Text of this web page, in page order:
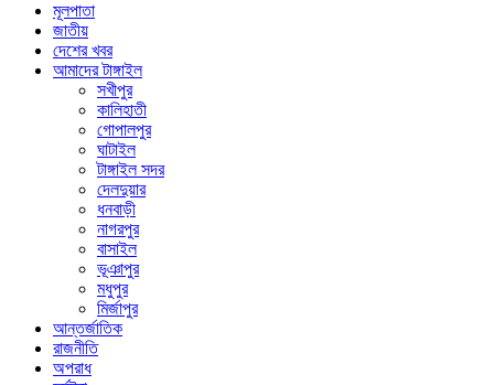
মূলপাতা
জাতীয়
দেশের খবর
আমাদের টাঙ্গাইল
সখীপুর
কালিহাতী
গোপালপুর
ঘাটাইল
টাঙ্গাইল সদর
দেলদুয়ার
ধনবাড়ী
নাগরপুর
বাসাইল
ভূঞাপুর
মধুপুর
মির্জাপুর
আন্তর্জাতিক
রাজনীতি
অপরাধ